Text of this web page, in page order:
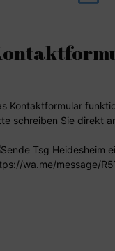
Kontaktformular
schreiben Sie direkt